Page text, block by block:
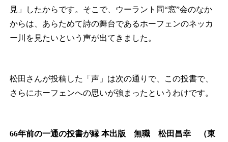
見」したからです。そこで、ウーラント同“窓”会のなか
からは、あらためて詩の舞台であるホーフェンのネッカ
ー川を見たいという声が出てきました。
松田さんが投稿した「声」は次の通りで、この投書で、
さらにホーフェンへの思いが強まったというわけです。
66年前の一通の投書が縁 本出版 無職 松田昌幸 （東